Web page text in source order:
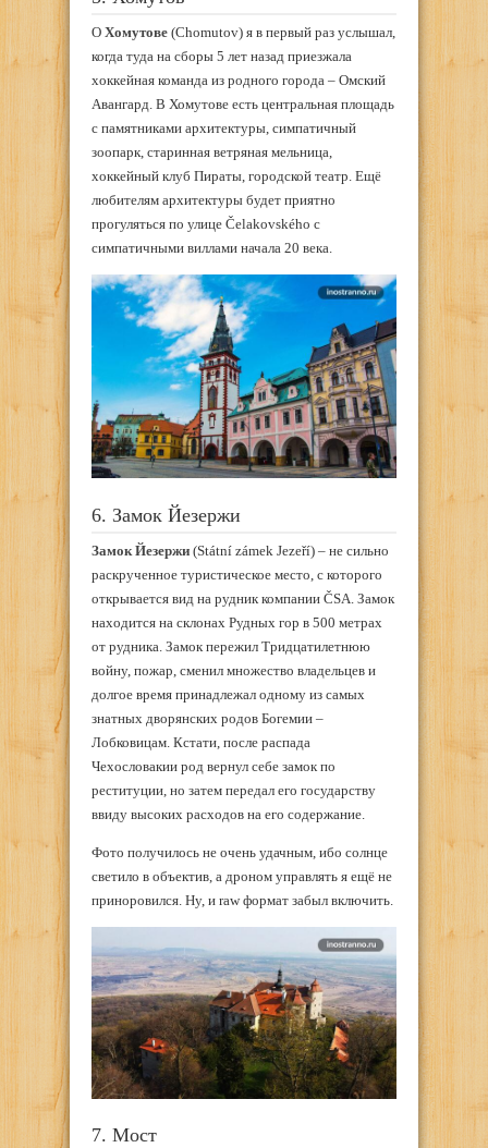
О Хомутове (Chomutov) я в первый раз услышал,
когда туда на сборы 5 лет назад приезжала
хоккейная команда из родного города – Омский
Авангард. В Хомутове есть центральная площадь
с памятниками архитектуры, симпатичный
зоопарк, старинная ветряная мельница,
хоккейный клуб Пираты, городской театр. Ещё
любителям архитектуры будет приятно
прогуляться по улице Čelakovského с
симпатичными виллами начала 20 века.
6. Замок Йезержи
Замок Йезержи (Státní zámek Jezeří) – не сильно
раскрученное туристическое место, с которого
открывается вид на рудник компании ČSA. Замок
находится на склонах Рудных гор в 500 метрах
от рудника. Замок пережил Тридцатилетнюю
войну, пожар, сменил множество владельцев и
долгое время принадлежал одному из самых
знатных дворянских родов Богемии –
Лобковицам. Кстати, после распада
Чехословакии род вернул себе замок по
реституции, но затем передал его государству
ввиду высоких расходов на его содержание.
Фото получилось не очень удачным, ибо солнце
светило в объектив, а дроном управлять я ещё не
приноровился. Ну, и raw формат забыл включить.
7. Мост